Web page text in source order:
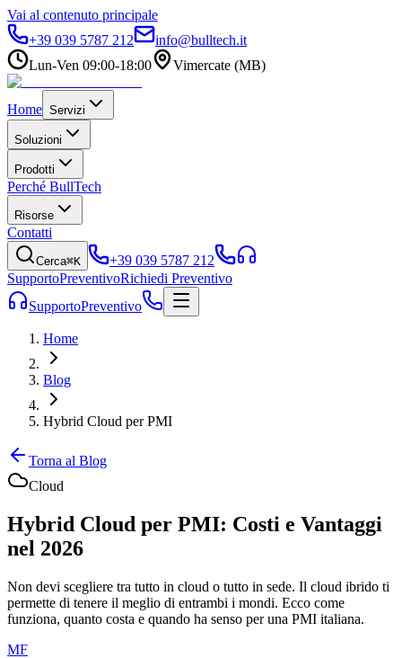
Vai al contenuto principale
+39 039 5787 212
info@bulltech.it
Lun-Ven 09:00-18:00
Vimercate (MB)
Home Servizi
Soluzioni
Prodotti
Perché BullTech
Risorse
Contatti
Cerca⌘K
+39 039 5787 212
SupportoPreventivoRichiedi Preventivo
SupportoPreventivo
Home
Blog
Hybrid Cloud per PMI
Torna al Blog
Cloud
Hybrid Cloud per PMI: Costi e Vantaggi
nel 2026
Non devi scegliere tra tutto in cloud o tutto in sede. Il cloud ibrido ti
permette di tenere il meglio di entrambi i mondi. Ecco come
funziona, quanto costa e quando ha senso per una PMI italiana.
MF